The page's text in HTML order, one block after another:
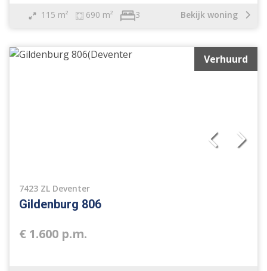
115 m² 690 m² 3 Bekijk woning
Verhuurd
7423 ZL Deventer
Gildenburg 806
€ 1.600 p.m.